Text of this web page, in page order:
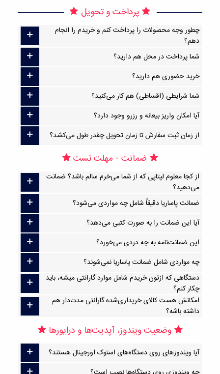
پرداخت و تحویل
چطور وجه محصولات را پرداخت کنم و خریدم را انجام
دهم؟
شما پرداخت در محل هم دارید؟
خرید حضوری هم دارید؟
شما شرایطی (اقساطی) هم کار می‌کنید؟
آیا امکان واریز بیعانه و رزرو وجود دارد؟
از زمان ثبت سفارش تا زمان تحویل چقدر طول می‌کشد؟
ضمانت - مهلت تست
از کجا معلوم لپتاپی که از شما می‌خرم سالم باشد؟ ضمانت
می‌دهید؟
ضمانت پاساریا دقیقاً شامل چه مواردی می‌شود؟
آیا این ضمانت را به صورت کتبی می‌دهد؟
این ضمانت‌نامه به چه دردی می‌خورد؟
چه مواردی شامل ضمانت پاساریا نمی‌شوند؟
دستگاهی که ازتون خریدم شامل موارد گارانتی میشه، باید
چکار کنم؟
امکانش هست کالای خریداری‌شده گارانتی مدت‌دار هم
داشته باشه؟
وضعیت ویندوز، آپدیت‌ها و درایورها
آیا ویندوزهای روی دستگاه‌های استوک اورجینال هستند؟